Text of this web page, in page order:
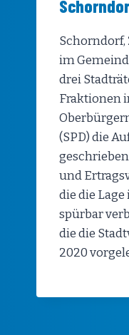
Schorndorf,
im
drei
Fraktionen
(SPD) die
und
die die
spürbar
die die
2020